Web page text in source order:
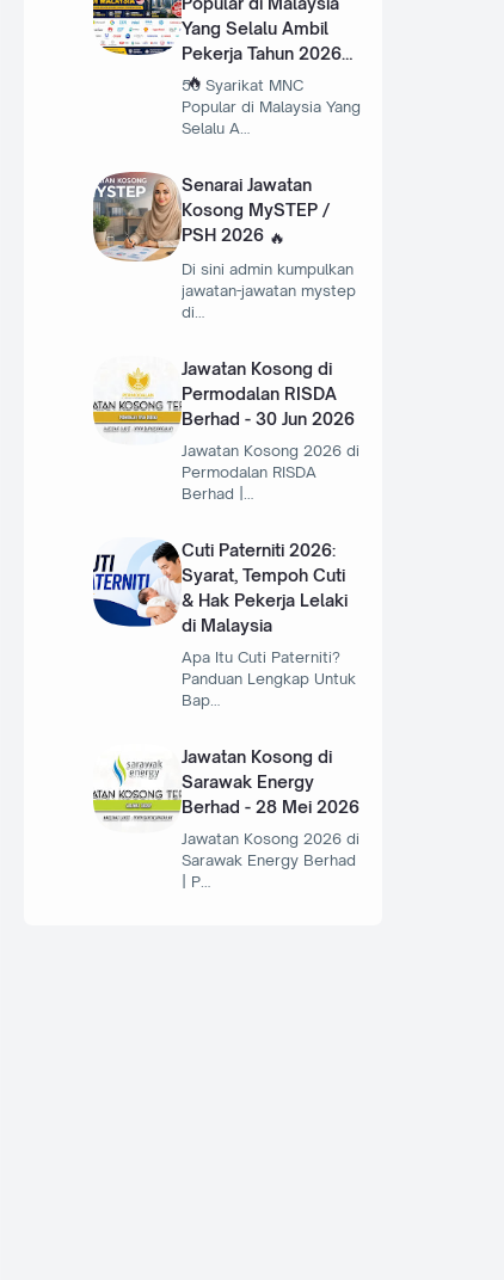
Yang Selalu Ambil
Pekerja Tahun 2026
50 Syarikat MNC
Popular di Malaysia Yang
Selalu A…
Senarai Jawatan
Kosong MySTEP /
PSH 2026
Di sini admin kumpulkan
jawatan-jawatan mystep
di…
Jawatan Kosong di
Permodalan RISDA
Berhad - 30 Jun 2026
Jawatan Kosong 2026 di
Permodalan RISDA
Cuti Paterniti 2026:
Syarat, Tempoh Cuti
& Hak Pekerja Lelaki
di Malaysia
Apa Itu Cuti Paterniti?
Panduan Lengkap Untuk
Bap…
Jawatan Kosong di
Sarawak Energy
Berhad - 28 Mei 2026
Jawatan Kosong 2026 di
Sarawak Energy Berhad
| P…